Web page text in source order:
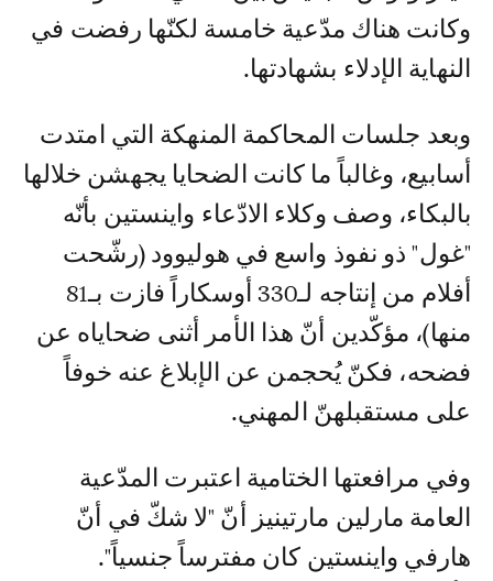
وكانت هناك مدّعية خامسة لكنّها رفضت في
النهاية الإدلاء بشهادتها.
وبعد جلسات المحاكمة المنهكة التي امتدت
أسابيع، وغالباً ما كانت الضحايا يجهشن خلالها
بالبكاء، وصف وكلاء الادّعاء واينستين بأنّه
"غول" ذو نفوذ واسع في هوليوود (رشّحت
أفلام من إنتاجه لـ330 أوسكاراً فازت بـ81
منها)، مؤكّدين أنّ هذا الأمر أثنى ضحاياه عن
فضحه، فكنّ يُحجمن عن الإبلاغ عنه خوفاً
على مستقبلهنّ المهني.
وفي مرافعتها الختامية اعتبرت المدّعية
العامة مارلين مارتينيز أنّ "لا شكّ في أنّ
هارفي واينستين كان مفترساً جنسياً".